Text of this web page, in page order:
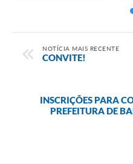
NOTÍCIA MAIS RECENTE
CONVITE!
INSCRIÇÕES PARA
PREFEITURA DE